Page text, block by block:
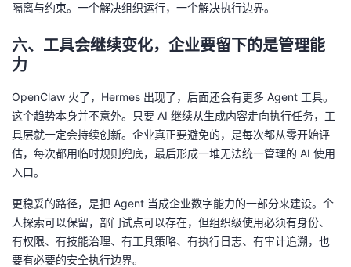
隔离与约束。一个解决组织运行，一个解决执行边界。
六、工具会继续变化，企业要留下的是管理能
力
OpenClaw 火了，Hermes 出现了，后面还会有更多 Agent 工具。
这个趋势本身并不意外。只要 AI 继续从生成内容走向执行任务，工
具层就一定会持续创新。企业真正要避免的，是每次都从零开始评
估，每次都用临时规则兜底，最后形成一堆无法统一管理的 AI 使用
入口。
更稳妥的路径，是把 Agent 当成企业数字能力的一部分来建设。个
人探索可以保留，部门试点可以存在，但组织级使用必须有身份、
有权限、有技能治理、有工具策略、有执行日志、有审计追溯，也
要有必要的安全执行边界。